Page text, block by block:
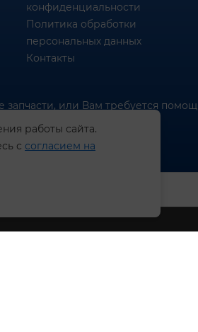
конфиденциальности
Политика обработки
персональных данных
Контакты
или Вам требуется
Вам поможем
работы сайта.
с согласием на